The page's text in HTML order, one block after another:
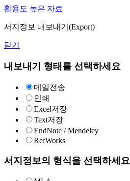
활용도 높은 자료
서지정보 내보내기(Export)
닫기
내보내기 형태를 선택하세요
메일전송
인쇄
Excel저장
Text저장
EndNote / Mendeley
RefWorks
서지정보의 형식을 선택하세요